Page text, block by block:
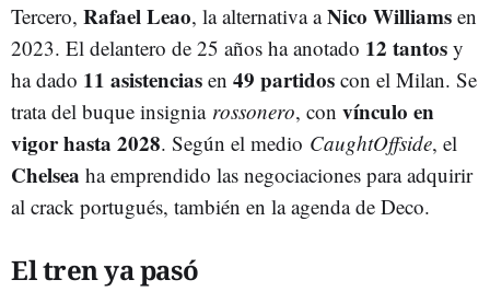
Tercero, Rafael Leao, la alternativa aNico Williams en
2023. El delantero de 25 años ha anotado 12 tantos y
ha dado 11 asistencias en 49 partidos con el Milan. Se
trata del buque insignia rossonero, con vínculo en
vigor hasta 2028. Según el medio CaughtOffside, el
Chelsea ha emprendido las negociaciones para adquirir
al crack portugués, también en la agenda de Deco.
El tren ya pasó